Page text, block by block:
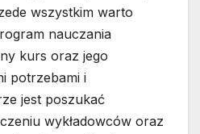
wszystkim warto
nauczania
kurs oraz jego
potrzebami i
jest poszukać
wykładowców oraz